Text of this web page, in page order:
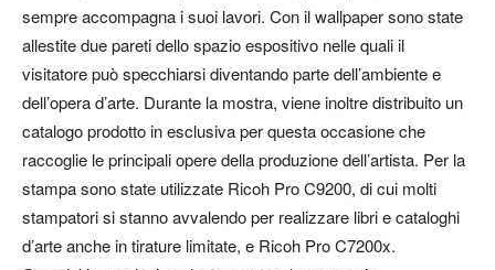
sempre accompagna i suoi lavori. Con il wallpaper sono state
allestite due pareti dello spazio espositivo nelle quali il
visitatore può specchiarsi diventando parte dell’ambiente e
dell’opera d’arte. Durante la mostra, viene inoltre distribuito un
catalogo prodotto in esclusiva per questa occasione che
raccoglie le principali opere della produzione dell’artista. Per la
stampa sono state utilizzate Ricoh Pro C9200, di cui molti
stampatori si stanno avvalendo per realizzare libri e cataloghi
d’arte anche in tirature limitate, e Ricoh Pro C7200x.